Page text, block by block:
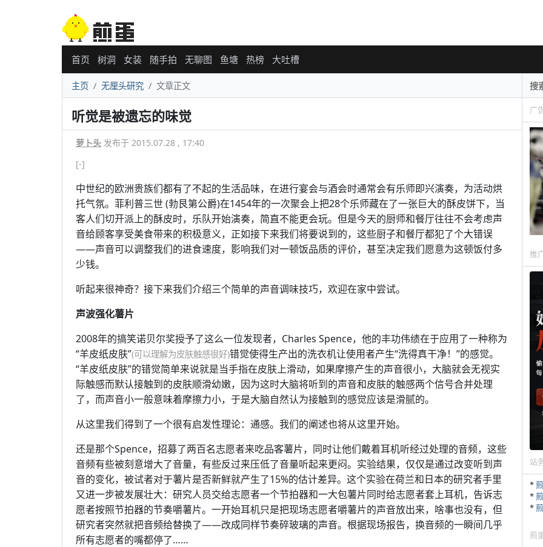
首页 树洞 女装 随手拍 无聊图 鱼塘 热榜 大吐槽
主页 无厘头研究 文章正文
听觉是被遗忘的味觉
萝卜头 发布于 2015.07.28 , 17:40
[-]
中世纪的欧洲贵族们都有了不起的生活品味，在进行宴会与酒会时通常会有乐师即兴演奏，为活动烘
托气氛。菲利普三世 (勃艮第公爵)在1454年的一次聚会上把28个乐师藏在了一张巨大的酥皮饼下，当
客人们切开派上的酥皮时，乐队开始演奏，简直不能更会玩。但是今天的厨师和餐厅往往不会考虑声
音给顾客享受美食带来的积极意义，正如接下来我们将要说到的，这些厨子和餐厅都犯了个大错误
——声音可以调整我们的进食速度，影响我们对一顿饭品质的评价，甚至决定我们愿意为这顿饭付多
少钱。
听起来很神奇？接下来我们介绍三个简单的声音调味技巧，欢迎在家中尝试。
声波强化薯片
2008年的搞笑诺贝尔奖授予了这么一位发现者，Charles Spence，他的丰功伟绩在于应用了一种称为
“羊皮纸皮肤”(可以理解为皮肤触感很好)错觉使得生产出的洗衣机让使用者产生“洗得真干净！”的感觉。
“羊皮纸皮肤”的错觉简单来说就是当手指在皮肤上滑动，如果摩擦产生的声音很小，大脑就会无视实
际触感而默认接触到的皮肤顺滑幼嫩，因为这时大脑将听到的声音和皮肤的触感两个信号合并处理
了，而声音小一般意味着摩擦力小，于是大脑自然认为接触到的感觉应该是滑腻的。
从这里我们得到了一个很有启发性理论：通感。我们的阐述也将从这里开始。
还是那个Spence，招募了两百名志愿者来吃品客薯片，同时让他们戴着耳机听经过处理的音频，这些
音频有些被刻意增大了音量，有些反过来压低了音量听起来更闷。实验结果，仅仅是通过改变听到声
音的变化，被试者对于薯片是否新鲜就产生了15%的估计差异。这个实验在荷兰和日本的研究者手里
又进一步被发展壮大：研究人员交给志愿者一个节拍器和一大包薯片同时给志愿者套上耳机，告诉志
愿者按照节拍器的节奏嚼薯片。一开始耳机只是把现场志愿者嚼薯片的声音放出来，啥事也没有，但
研究者突然就把音频给替换了——改成同样节奏碎玻璃的声音。根据现场报告，换音频的一瞬间几乎
所有志愿者的嘴都停了……
广
推
站
*
*
*
煎